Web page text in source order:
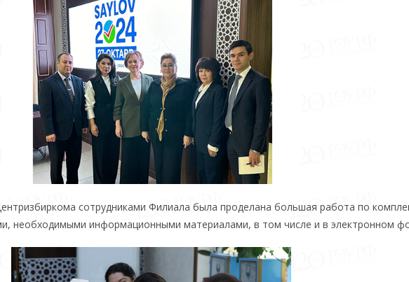
сотрудниками Филиала была проделана большая работа по
необходимыми информационными материалами, в том числе и в электронном